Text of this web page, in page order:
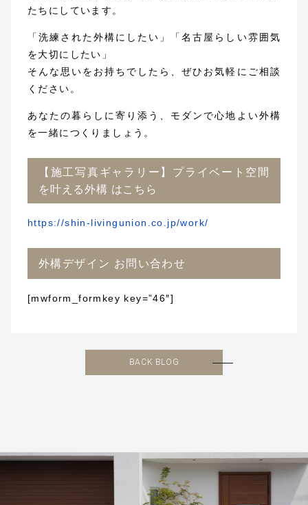
たちにしています。
「洗練された外構にしたい」「名古屋らしい雰囲気
を大切にしたい」
そんな思いをお持ちでしたら、ぜひお気軽にご相談
ください。
あなたの暮らしに寄り添う、モダンで心地よい外構
を一緒につくりましょう。
【施工写真ギャラリー】プライベート空間
を叶える外構 はこちら
https://shin-livingunion.co.jp/work/
外構デザイン お問い合わせ
[mwform_formkey key=”46″]
BACK BLOG